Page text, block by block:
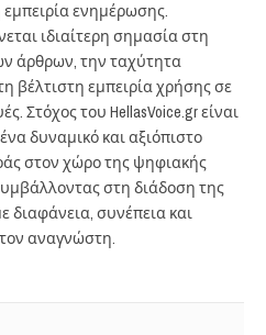
ενημέρωσης.
ιδιαίτερη σημασία στη
άρθρων, την ταχύτητα
βέλτιστη εμπειρία χρήσης σε
Στόχος του HellasVoice.gr είναι
δυναμικό και αξιόπιστο
στον χώρο της ψηφιακής
στη διάδοση της
διαφάνεια, συνέπεια και
αναγνώστη.